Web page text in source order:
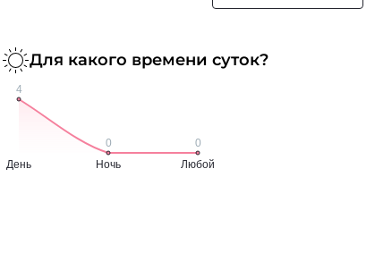
Для какого времени суток?